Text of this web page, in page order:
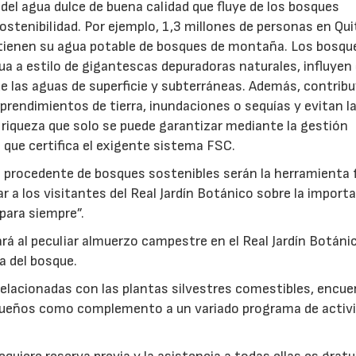
agua dulce de buena calidad que fluye de los bosques
Por ejemplo, 1,3 millones de personas en
su agua potable de bosques de montaña. Los
a estilo de gigantescas depuradoras naturales, influyen
las aguas de superficie y subterráneas. Además,
de tierra, inundaciones o sequías y evitan la
que solo se puede garantizar mediante la gestión
certifica el exigente sistema FSC.
de bosques sostenibles serán la herramienta
a los visitantes del Real Jardín Botánico sobre la
siempre”.
al peculiar almuerzo campestre en el Real Jardín
del bosque.
con las plantas silvestres comestibles,
como complemento a un variado programa de
16/07/2026 30/07/2026